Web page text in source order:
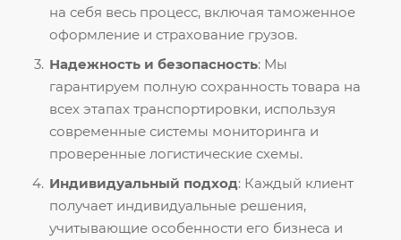
на себя весь процесс, включая таможенное
оформление и страхование грузов.
Надежность и безопасность: Мы
гарантируем полную сохранность товара на
всех этапах транспортировки, используя
современные системы мониторинга и
проверенные логистические схемы.
Индивидуальный подход: Каждый клиент
получает индивидуальные решения,
учитывающие особенности его бизнеса и